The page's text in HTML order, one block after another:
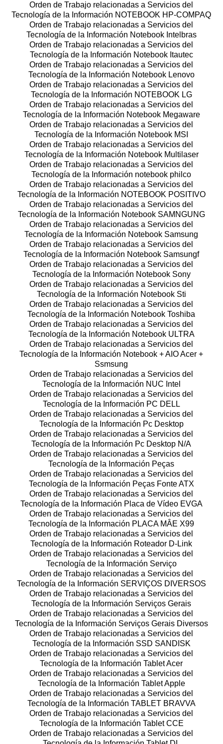
Orden de Trabajo relacionadas a Servicios del
Tecnología de la Información NOTEBOOK HP-COMPAQ
Orden de Trabajo relacionadas a Servicios del
Tecnología de la Información Notebook Intelbras
Orden de Trabajo relacionadas a Servicios del
Tecnología de la Información Notebook Itautec
Orden de Trabajo relacionadas a Servicios del
Tecnología de la Información Notebook Lenovo
Orden de Trabajo relacionadas a Servicios del
Tecnología de la Información NOTEBOOK LG
Orden de Trabajo relacionadas a Servicios del
Tecnología de la Información Notebook Megaware
Orden de Trabajo relacionadas a Servicios del
Tecnología de la Información Notebook MSI
Orden de Trabajo relacionadas a Servicios del
Tecnología de la Información Notebook Multilaser
Orden de Trabajo relacionadas a Servicios del
Tecnología de la Información notebook philco
Orden de Trabajo relacionadas a Servicios del
Tecnología de la Información NOTEBOOK POSITIVO
Orden de Trabajo relacionadas a Servicios del
Tecnología de la Información Notebook SAMNGUNG
Orden de Trabajo relacionadas a Servicios del
Tecnología de la Información Notebook Samsung
Orden de Trabajo relacionadas a Servicios del
Tecnología de la Información Notebook Samsungf
Orden de Trabajo relacionadas a Servicios del
Tecnología de la Información Notebook Sony
Orden de Trabajo relacionadas a Servicios del
Tecnología de la Información Notebook Sti
Orden de Trabajo relacionadas a Servicios del
Tecnología de la Información Notebook Toshiba
Orden de Trabajo relacionadas a Servicios del
Tecnología de la Información Notebook ULTRA
Orden de Trabajo relacionadas a Servicios del
Tecnología de la Información Notebook + AIO Acer +
Ssmsung
Orden de Trabajo relacionadas a Servicios del
Tecnología de la Información NUC Intel
Orden de Trabajo relacionadas a Servicios del
Tecnología de la Información PC DELL
Orden de Trabajo relacionadas a Servicios del
Tecnología de la Información Pc Desktop
Orden de Trabajo relacionadas a Servicios del
Tecnología de la Información Pc Desktop N/A
Orden de Trabajo relacionadas a Servicios del
Tecnología de la Información Peças
Orden de Trabajo relacionadas a Servicios del
Tecnología de la Información Peças Fonte ATX
Orden de Trabajo relacionadas a Servicios del
Tecnología de la Información Placa de Vídeo EVGA
Orden de Trabajo relacionadas a Servicios del
Tecnología de la Información PLACA MÂE X99
Orden de Trabajo relacionadas a Servicios del
Tecnología de la Información Roteador D-Link
Orden de Trabajo relacionadas a Servicios del
Tecnología de la Información Serviço
Orden de Trabajo relacionadas a Servicios del
Tecnología de la Información SERVIÇOS DIVERSOS
Orden de Trabajo relacionadas a Servicios del
Tecnología de la Información Serviços Gerais
Orden de Trabajo relacionadas a Servicios del
Tecnología de la Información Serviços Gerais Diversos
Orden de Trabajo relacionadas a Servicios del
Tecnología de la Información SSD SANDISK
Orden de Trabajo relacionadas a Servicios del
Tecnología de la Información Tablet Acer
Orden de Trabajo relacionadas a Servicios del
Tecnología de la Información Tablet Apple
Orden de Trabajo relacionadas a Servicios del
Tecnología de la Información TABLET BRAVVA
Orden de Trabajo relacionadas a Servicios del
Tecnología de la Información Tablet CCE
Orden de Trabajo relacionadas a Servicios del